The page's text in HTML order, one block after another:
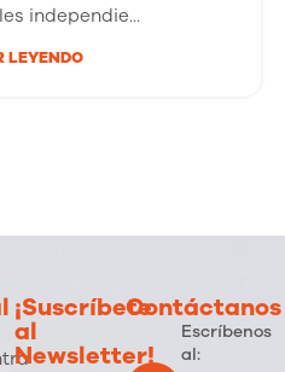
independie...
LEYENDO
¡Suscríbete
al
Newsletter!
Contáctanos
Escríbenos
al: